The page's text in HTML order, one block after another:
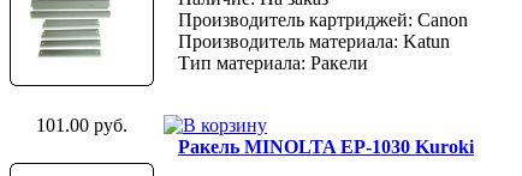
Производитель картриджей: Canon
Производитель материала: Katun
Тип материала: Ракели
101.00 руб.
Ракель MINOLTA EP-1030 Kuroki